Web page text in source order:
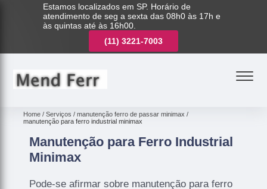
Estamos localizados em SP. Horário de
atendimento de seg a sexta das 08h0 às 17h e
às quintas até às 16h00.
(11) 3221-7003
Home Serviços
manutenção ferro de passar minimax
manutenção para ferro industrial minimax
Manutenção para Ferro Industrial
Minimax
Pode-se afirmar sobre manutenção para ferro